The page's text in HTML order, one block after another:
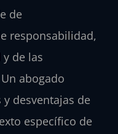
de
responsabilidad,
de las
abogado
desventajas de
específico de